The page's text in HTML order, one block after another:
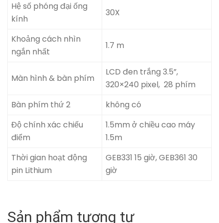
Hệ số phóng đại ống
kính
30X
Khoảng cách nhìn
ngắn nhất
1.7 m
Màn hình & bàn phím
LCD đen trắng 3.5”,
320×240 pixel, 28 phím
Bàn phím thứ 2
không có
Độ chính xác chiếu
điểm
1.5mm ở chiều cao máy
1.5m
Thời gian hoạt động
pin Lithium
GEB331 15 giờ, GEB361 30
giờ
Sản phẩm tương tự